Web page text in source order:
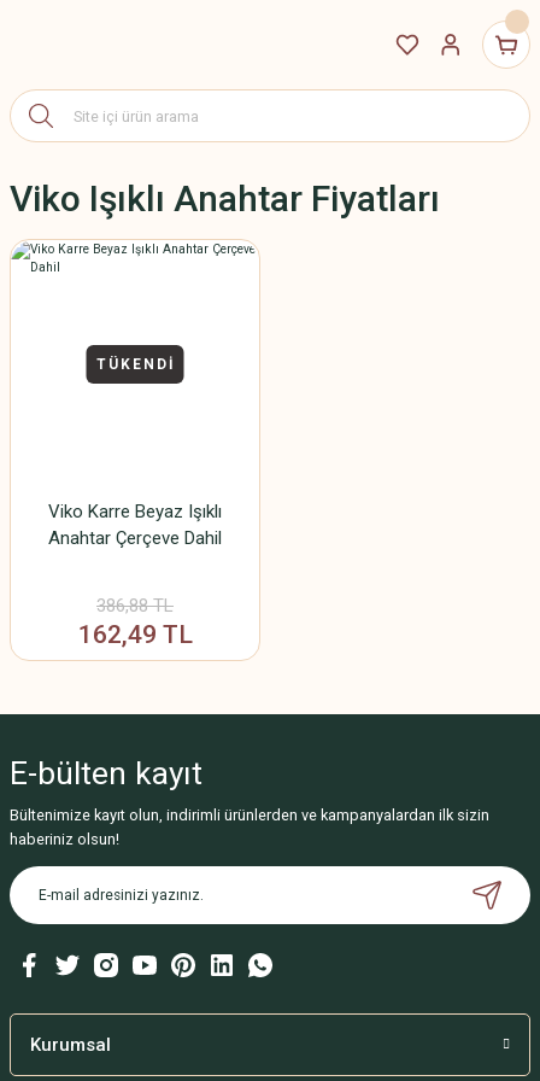
Viko Işıklı Anahtar Fiyatları
TÜKENDİ
Viko Karre Beyaz Işıklı
Anahtar Çerçeve Dahil
386,88 TL
162,49 TL
E-bülten kayıt
Bültenimize kayıt olun, indirimli ürünlerden ve kampanyalardan ilk sizin
haberiniz olsun!
Kurumsal